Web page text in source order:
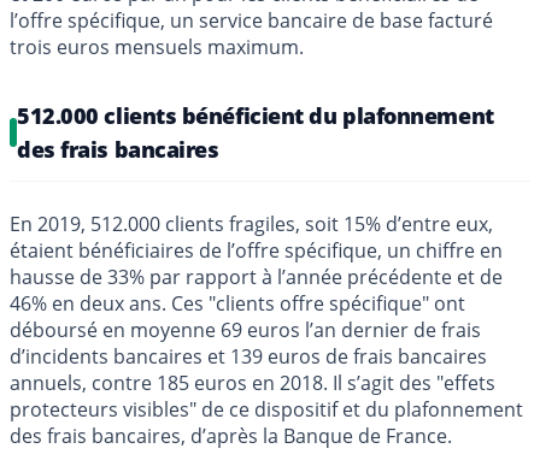
l’offre spécifique, un service bancaire de base facturé
trois euros mensuels maximum.
512.000 clients bénéficient du plafonnement
des frais bancaires
En 2019, 512.000 clients fragiles, soit 15% d’entre eux,
étaient bénéficiaires de l’offre spécifique, un chiffre en
hausse de 33% par rapport à l’année précédente et de
46% en deux ans. Ces "clients offre spécifique" ont
déboursé en moyenne 69 euros l’an dernier de frais
d’incidents bancaires et 139 euros de frais bancaires
annuels, contre 185 euros en 2018. Il s’agit des "effets
protecteurs visibles" de ce dispositif et du plafonnement
des frais bancaires, d’après la Banque de France.